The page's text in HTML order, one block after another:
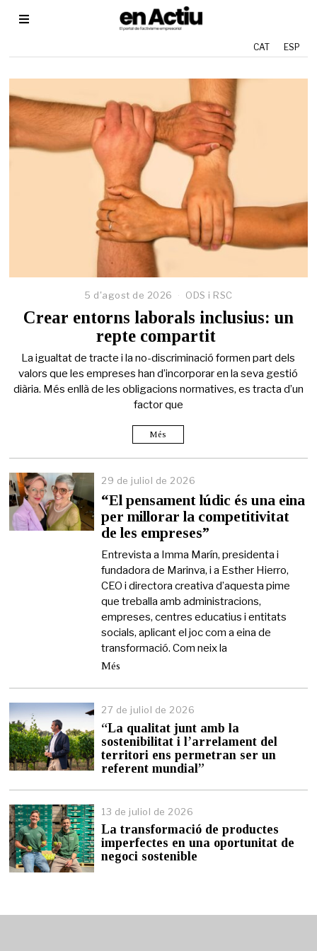
CAT ESP
5 d'agost de 2026
2
d
e
j
u
l
l
0
6
ODS i RSC
Crear entorns laborals inclusius: un
repte compartit
La igualtat de tracte i la no-discriminació formen part dels
valors que les empreses han d’incorporar en la seva gestió
diària. Més enllà de les obligacions normatives, es tracta d’un
factor que
Més
29 de juliol de 2026
“El pensament lúdic és una eina
per millorar la competitivitat
de les empreses”
Entrevista a Imma Marín, presidenta i
fundadora de Marinva, i a Esther Hierro,
CEO i directora creativa d’aquesta pime
que treballa amb administracions,
empreses, centres educatius i entitats
socials, aplicant el joc com a eina de
transformació. Com neix la
Més
27 de juliol de 2026
7
d
e
j
u
l
d
e
2
“La qualitat junt amb la
sostenibilitat i l’arrelament del
territori ens permetran ser un
referent mundial”
13 de juliol de 2026
3
d
e
j
o
La transformació de productes
imperfectes en una oportunitat de
negoci sostenible